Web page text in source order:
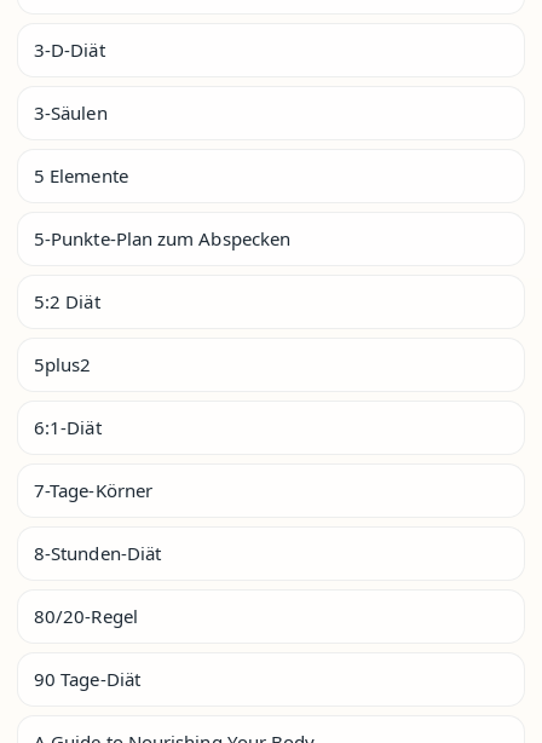
3-D-Diät
3-Säulen
5 Elemente
5-Punkte-Plan zum Abspecken
5:2 Diät
5plus2
6:1-Diät
7-Tage-Körner
8-Stunden-Diät
80/20-Regel
90 Tage-Diät